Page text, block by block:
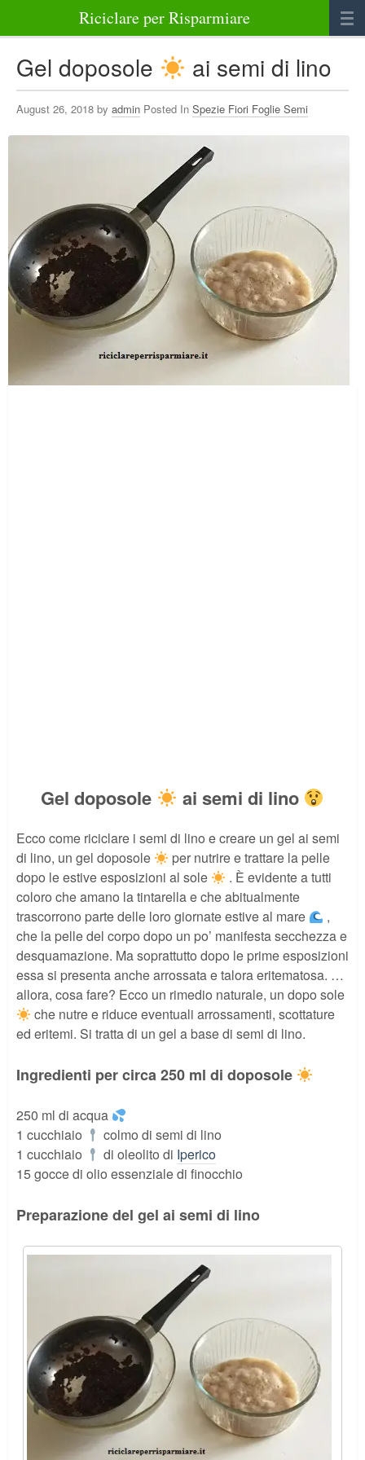
Riciclare per Risparmiare
Bellezza Benessere e Salute
Gel doposole ai semi di lino
August 26, 2018 by admin Posted In Spezie Fiori Foglie Semi
Gel doposole ai semi di lino
Ecco come riciclare i semi di lino e creare un gel ai semi
di lino, un gel doposole
per nutrire e trattare la pelle
dopo le estive esposizioni al sole
. È evidente a tutti
coloro che amano la tintarella e che abitualmente
trascorrono parte delle loro giornate estive al mare
,
che la pelle del corpo dopo un po’ manifesta secchezza e
desquamazione. Ma soprattutto dopo le prime esposizioni
essa si presenta anche arrossata e talora eritematosa. …
allora, cosa fare? Ecco un rimedio naturale, un dopo sole
che nutre e riduce eventuali arrossamenti, scottature
ed eritemi. Si tratta di un gel a base di semi di lino.
Ingredienti per circa 250 ml di doposole
250 ml di acqua
1 cucchiaio
colmo di semi di lino
1 cucchiaio
di oleolito di Iperico
15 gocce di olio essenziale di finocchio
Preparazione del gel ai semi di lino